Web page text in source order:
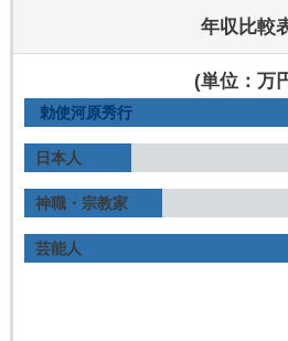
年収比較
(単位：万
勅使河原秀行
日本人
神職・宗教家
芸能人